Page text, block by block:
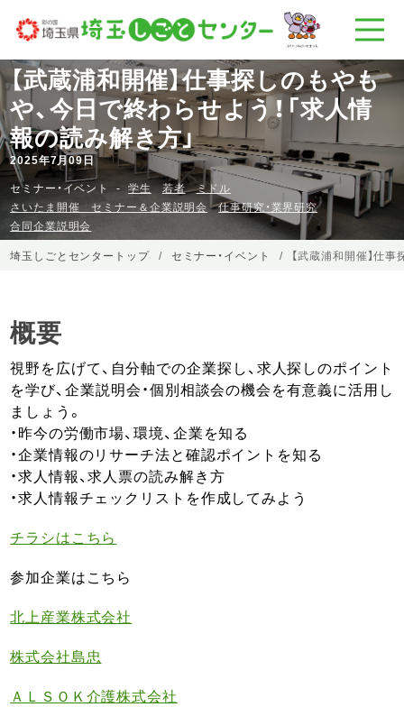
【武蔵浦和開催】仕事探しのもやも
や、今日で終わらせよう！「求人情
報の読み解き方」
2025年7月09日
セミナー・イベント
学生 若者
ミドル
さいたま開催 セミナー＆企業説明会
仕事研究・業界研究
合同企業説明会
埼玉しごとセンタートップ
セミナー・イベント 【武蔵浦和開催】仕
概要
視野を広げて、自分軸での企業探し、求人探しのポイント
を学び、企業説明会・個別相談会の機会を有意義に活用し
ましょう。
・昨今の労働市場、環境、企業を知る
・企業情報のリサーチ法と確認ポイントを知る
・求人情報、求人票の読み解き方
・求人情報チェックリストを作成してみよう
チラシはこちら
参加企業はこちら
北上産業株式会社
株式会社島忠
ＡＬＳＯＫ介護株式会社